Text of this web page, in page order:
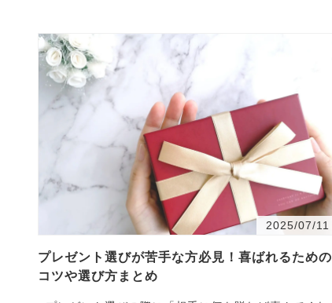
2025/07/11
プレゼント選びが苦手な方必見！喜ばれるための
コツや選び方まとめ